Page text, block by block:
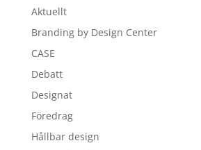
Aktuellt
Branding by Design Center
CASE
Debatt
Designat
Föredrag
Hållbar design